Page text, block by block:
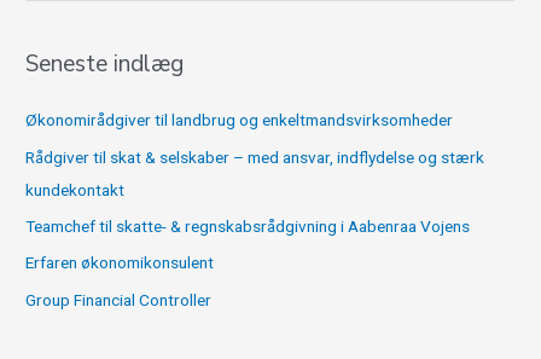
e
Seneste indlæg
Økonomirådgiver til landbrug og enkeltmandsvirksomheder
Rådgiver til skat & selskaber – med ansvar, indflydelse og stærk
kundekontakt
Teamchef til skatte- & regnskabsrådgivning i Aabenraa Vojens
Erfaren økonomikonsulent
Group Financial Controller